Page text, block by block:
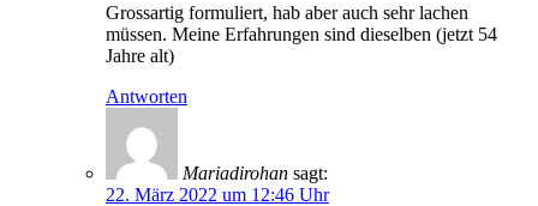
Grossartig formuliert, hab aber auch sehr lachen
müssen. Meine Erfahrungen sind dieselben (jetzt 54
Jahre alt)
Antworten
Mariadirohan sagt:
22. März 2022 um 12:46 Uhr